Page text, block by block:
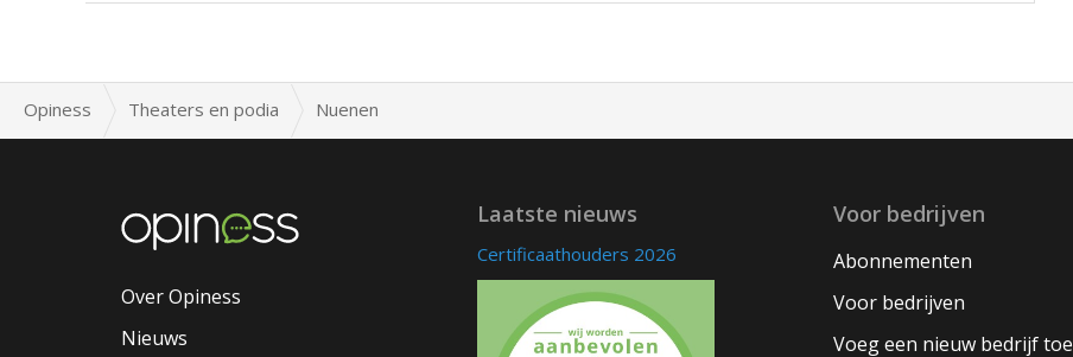
Opiness Theaters en podia Nuenen
Over Opiness
Nieuws
Laatste nieuws
Certificaathouders 2026
Voor bedrijven
Abonnementen
Voor bedrijven
Voeg een nieuw bedrijf toe